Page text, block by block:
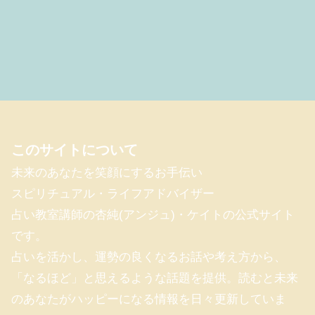
このサイトについて
未来のあなたを笑顔にするお手伝い
スピリチュアル・ライフアドバイザー
占い教室講師の杏純(アンジュ)・ケイトの公式サイト
です。
占いを活かし、運勢の良くなるお話や考え方から、
「なるほど」と思えるような話題を提供。読むと未来
のあなたがハッピーになる情報を日々更新していま